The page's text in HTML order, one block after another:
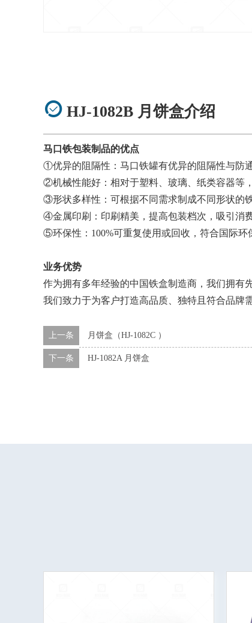
HJ-1082B 月饼盒介绍
马口铁包装制品的优点
①优异的阻隔性：马口铁罐有优异的阻隔性与防
②机械性能好：相对于塑料、玻璃、纸类容器等
③形状多样性：可根据不同需求制成不同形状的
④金属印刷：印刷精美，提高包装档次，吸引消费
⑤环保性：100%可重复使用或回收，符合国际环
业务优势
作为拥有多年经验的中国铁盒制造商，我们拥有
我们致力于为客户打造高品质、独特且符合品牌
上一条 月饼盒（HJ-1082C ）
下一条 HJ-1082A 月饼盒